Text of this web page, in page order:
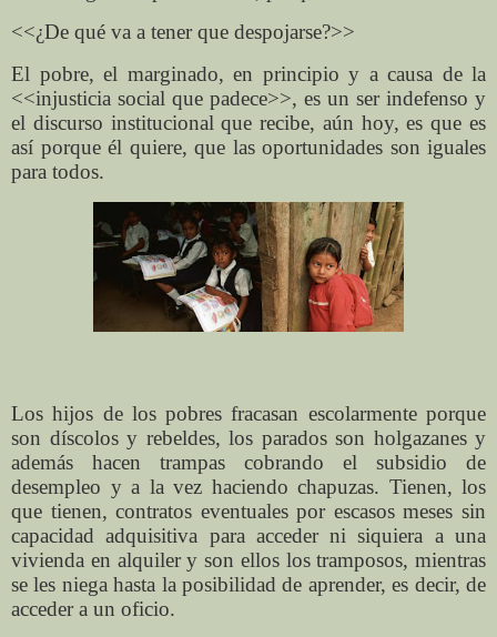
<<¿De qué va a tener que despojarse?>>
El pobre, el marginado, en principio y a causa de la
<<injusticia social que padece>>, es un ser indefenso y
el discurso institucional que recibe, aún hoy, es que es
así porque él quiere, que las oportunidades son iguales
para todos.
Los hijos de los pobres fracasan escolarmente porque
son díscolos y rebeldes, los parados son holgazanes y
además hacen trampas cobrando el subsidio de
desempleo y a la vez haciendo chapuzas. Tienen, los
que tienen, contratos eventuales por escasos meses sin
capacidad adquisitiva para acceder ni siquiera a una
vivienda en alquiler y son ellos los tramposos, mientras
se les niega hasta la posibilidad de aprender, es decir, de
acceder a un oficio.